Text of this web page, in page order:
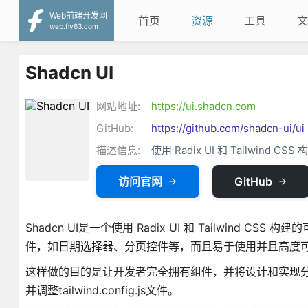
Web前端开发网
web.fly63.com
首页 资源 工具
Shadcn UI
网站地址:
https://ui.shadcn.com
GitHub:
https://github.com/shadcn-ui/ui
描述信息:
使用 Radix UI 和 Tailwind CSS
访问官网 GitHub
Shadcn UI是一个使用 Radix UI 和 Tailwind CSS 构建
件，如日期选择器、分页控件等，而且易于使用并且高度
这样做的目的是让开发者完全拥有组件，并将设计和实
并调整tailwind.config.js文件。